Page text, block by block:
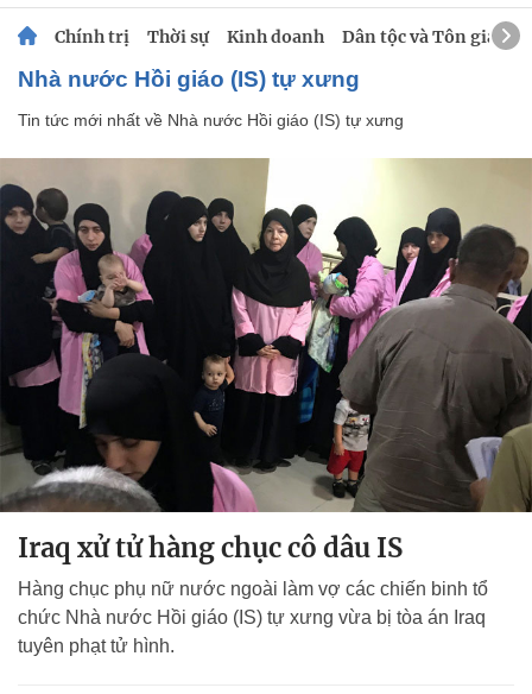
Chính trị Thời sự Kinh doanh Dân tộc và Tôn giáo
Nhà nước Hồi giáo (IS) tự xưng
Tin tức mới nhất về Nhà nước Hồi giáo (IS) tự xưng
Iraq xử tử hàng chục cô dâu IS
Hàng chục phụ nữ nước ngoài làm vợ các chiến binh tổ
chức Nhà nước Hồi giáo (IS) tự xưng vừa bị tòa án Iraq
tuyên phạt tử hình.